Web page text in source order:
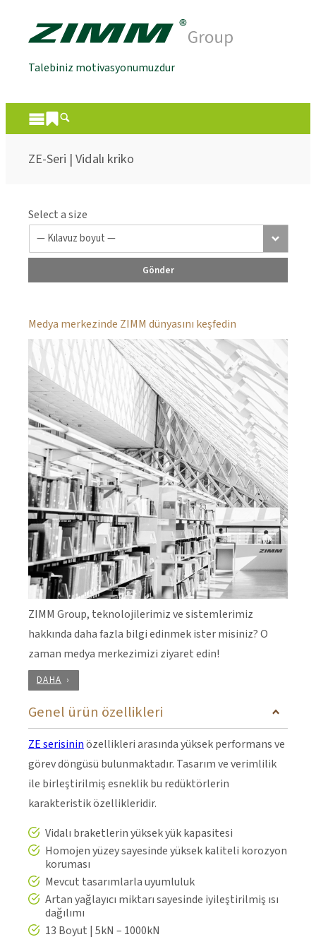
Talebiniz motivasyonumuzdur
ZE-Seri | Vidalı kriko
Select a size
Gönder
Medya merkezinde ZIMM dünyasını keşfedin
ZIMM Group, teknolojilerimiz ve sistemlerimiz
hakkında daha fazla bilgi edinmek ister misiniz? O
zaman medya merkezimizi ziyaret edin!
DAHA
Genel ürün özellikleri
ZE serisininözellikleri arasında yüksek performans ve
görev döngüsü bulunmaktadır. Tasarım ve verimlilik
ile birleştirilmiş esneklik bu redüktörlerin
karakteristik özellikleridir.
Vidalı braketlerin yüksek yük kapasitesi
Homojen yüzey sayesinde yüksek kaliteli korozyon
koruması
Mevcut tasarımlarla uyumluluk
Artan yağlayıcı miktarı sayesinde iyileştirilmiş ısı
dağılımı
13 Boyut | 5kN – 1000kN